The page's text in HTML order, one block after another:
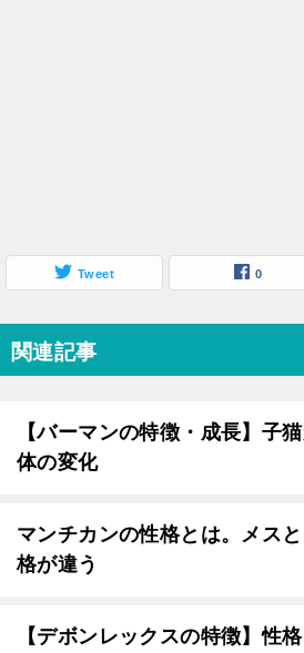
Tweet 0
関連記事
【バーマンの特徴・成長】子
体の変化
マンチカンの性格とは。メス
格が違う
【デボンレックスの特徴】性